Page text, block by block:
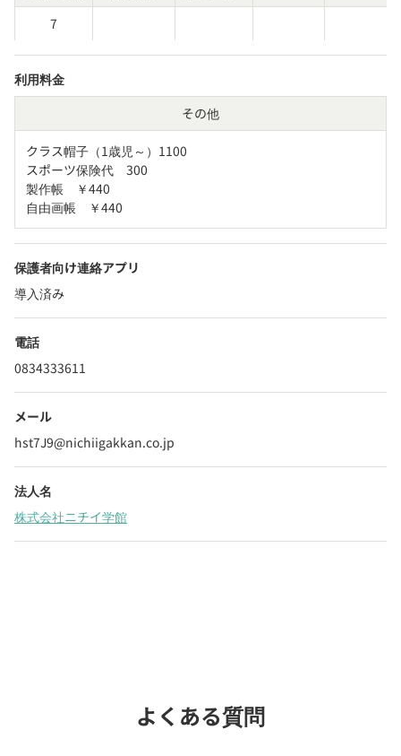
7
利用料金
その他
クラス帽子（1歳児～）1100
スポーツ保険代　300
製作帳　￥440
自由画帳　￥440
保護者向け連絡アプリ
導入済み
電話
0834333611
メール
hst7J9@nichiigakkan.co.jp
法人名
株式会社ニチイ学館
よくある質問